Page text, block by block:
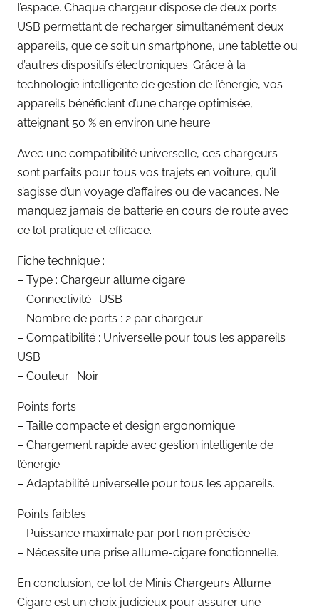
l’espace. Chaque chargeur dispose de deux ports
USB permettant de recharger simultanément deux
appareils, que ce soit un smartphone, une tablette ou
d’autres dispositifs électroniques. Grâce à la
technologie intelligente de gestion de l’énergie, vos
appareils bénéficient d’une charge optimisée,
atteignant 50 % en environ une heure.
Avec une compatibilité universelle, ces chargeurs
sont parfaits pour tous vos trajets en voiture, qu’il
s’agisse d’un voyage d’affaires ou de vacances. Ne
manquez jamais de batterie en cours de route avec
ce lot pratique et efficace.
Fiche technique :
– Type : Chargeur allume cigare
– Connectivité : USB
– Nombre de ports : 2 par chargeur
– Compatibilité : Universelle pour tous les appareils
USB
– Couleur : Noir
Points forts :
– Taille compacte et design ergonomique.
– Chargement rapide avec gestion intelligente de
l’énergie.
– Adaptabilité universelle pour tous les appareils.
Points faibles :
– Puissance maximale par port non précisée.
– Nécessite une prise allume-cigare fonctionnelle.
En conclusion, ce lot de Minis Chargeurs Allume
Cigare est un choix judicieux pour assurer une